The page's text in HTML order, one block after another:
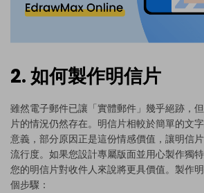
2. 如何製作明信片
雖然電子郵件已讓「實體郵件」幾乎絕跡，
片的情況仍然存在。明信片相較於簡單的文
意義，部分原因正是這份情感價值，讓明信
流行度。如果您設計專屬版面並用心製作獨
您的明信片對收件人來說將更具價值。製作
個步驟：